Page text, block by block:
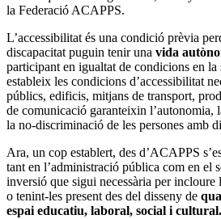
la Federació ACAPPS.
L’accessibilitat és una condició prèvia
discapacitat puguin tenir una vida
participant en igualtat de condicions en
estableix les condicions d’accessibilitat
públics, edificis, mitjans de transport,
de comunicació garanteixin l’autonomia,
la no-discriminació de les persones amb
Ara, un cop establert, des d’ACAPPS
tant en l’administració pública com en el
inversió que sigui necessària per incloure
o tenint-les present des del disseny de
espai educatiu, laboral, social i cultural.